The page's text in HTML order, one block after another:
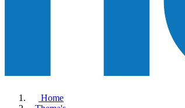
Home